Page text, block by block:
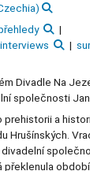
interviews
Divadle Na
společnosti
prehistorii a
Hrušínských.